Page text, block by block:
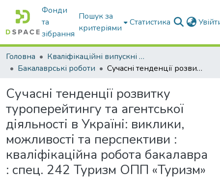
Фонди
та
зібрання
Пошук за
критеріями
Статистика
Головна
Кваліфікаційні випускні роботи бакалаврів і магістрів
Бакалаврські роботи
Сучасні тенденції розвитку туроперейтингу та агентської діяльності в Україні: виклики, можливості та перспективи : кваліфікаційна робота бакалавра : спец. 242 Туризм ОПП «Туризм»
Сучасні тенденції розвитку
туроперейтингу та агентської
діяльності в Україні: виклики,
можливості та перспективи :
кваліфікаційна робота бакалавра
: спец. 242 Туризм ОПП «Туризм»